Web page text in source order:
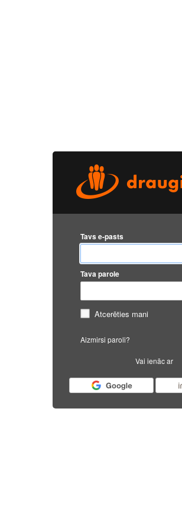
Tavs e-pasts
Tava parole
Atcerēties mani
Aizmirsi paroli?
Vai ienāc ar